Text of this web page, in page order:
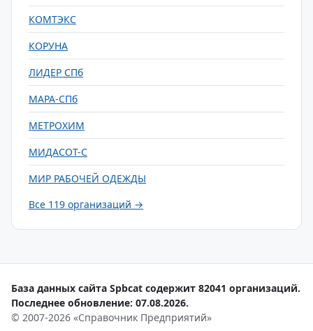
КОМТЭКС
КОРУНА
ЛИДЕР СПб
МАРА-СПб
МЕТРОХИМ
МИДАСОТ-С
МИР РАБОЧЕЙ ОДЕЖДЫ
Все 119 организаций →
База данных сайта Spbcat содержит 82041 организаций.
Последнее обновление: 07.08.2026.
© 2007-2026 «Справочник Предприятий»